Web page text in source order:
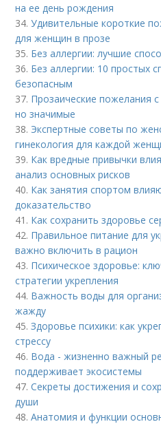
на ее день рождения
34.Удивительные короткие
для женщин в прозе
35. Без аллергии: лучшие
36. Без аллергии: 10 простых
безопасным
37. Прозаические пожелания
но значимые
38. Экспертные советы по
гинекология для каждой
39. Как вредные привычки
анализ основных рисков
40. Как занятия спортом
доказательство
41. Как сохранить здоровье
42. Правильное питание для
важно включить в рацион
43. Психическое здоровье:
стратегии укрепления
44. Важность воды для
жажду
45.Здоровье психики: как
стрессу
46. Вода - жизненно важный
поддерживает экосистемы
47.Секреты достижения и
души
48.Анатомия и функции